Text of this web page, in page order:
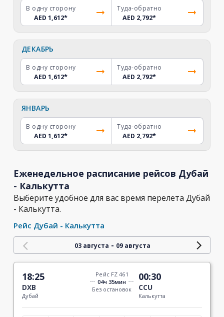
В одну сторону
AED 1,612*
Туда-обратно
AED 2,792*
ДЕКАБРЬ
В одну сторону
AED 1,612*
Туда-обратно
AED 2,792*
ЯНВАРЬ
В одну сторону
AED 1,612*
Туда-обратно
AED 2,792*
Еженедельное расписание рейсов Дубай
- Калькутта
Выберите удобное для вас время перелета Дубай
- Калькутта.
Рейс Дубай - Калькутта
03 августа - 09 августа
18:25
DXB
Дубай
Рейс FZ 461
04ч 35мин
Без остановок
00:30
CCU
Калькутта